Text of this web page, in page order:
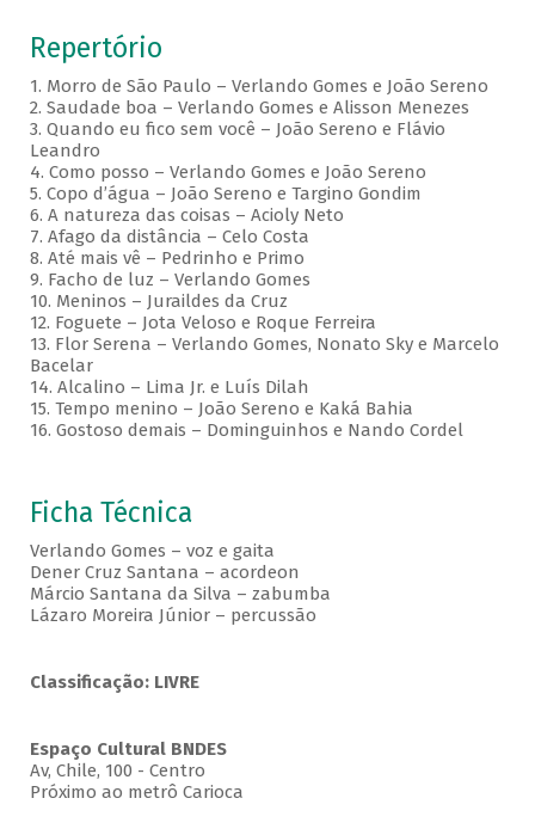
Repertório
1. Morro de São Paulo – Verlando Gomes e João Sereno
2. Saudade boa – Verlando Gomes e Alisson Menezes
3. Quando eu fico sem você – João Sereno e Flávio
Leandro
4. Como posso – Verlando Gomes e João Sereno
5. Copo d’água – João Sereno e Targino Gondim
6. A natureza das coisas – Acioly Neto
7. Afago da distância – Celo Costa
8. Até mais vê – Pedrinho e Primo
9. Facho de luz – Verlando Gomes
10. Meninos – Juraildes da Cruz
12. Foguete – Jota Veloso e Roque Ferreira
13. Flor Serena – Verlando Gomes, Nonato Sky e Marcelo
Bacelar
14. Alcalino – Lima Jr. e Luís Dilah
15. Tempo menino – João Sereno e Kaká Bahia
16. Gostoso demais – Dominguinhos e Nando Cordel
Ficha Técnica
Verlando Gomes – voz e gaita
Dener Cruz Santana – acordeon
Márcio Santana da Silva – zabumba
Lázaro Moreira Júnior – percussão
Classificação: LIVRE
Espaço Cultural BNDES
Av, Chile, 100 - Centro
Próximo ao metrô Carioca